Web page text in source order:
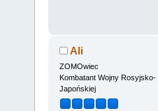
Ali
ZOMOwiec
Kombatant Wojny Rosyjsko-
Japońskiej